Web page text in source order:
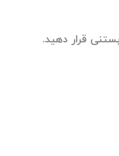
قرار دهید.